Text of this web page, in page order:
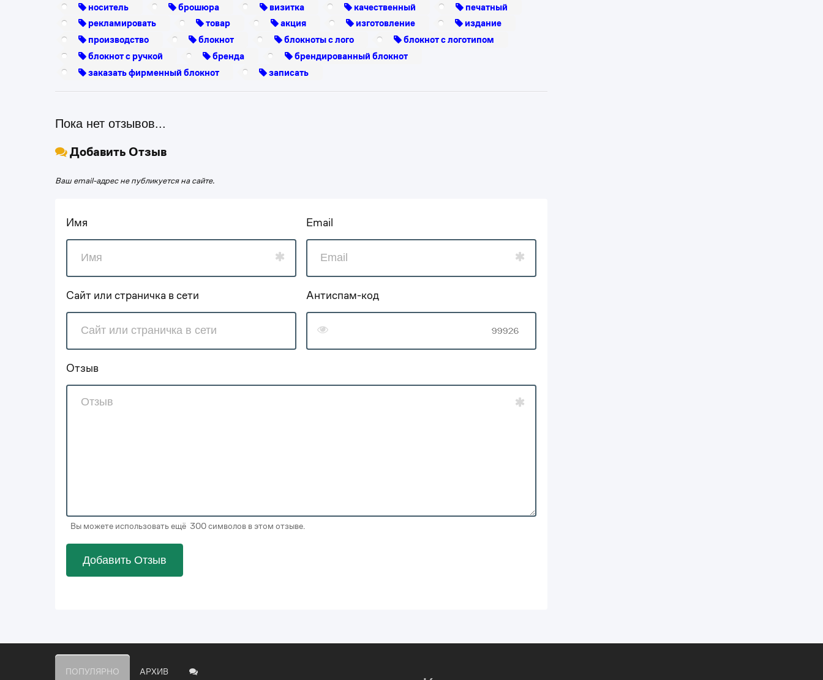
носитель
брошюра визитка качественный
печатный
рекламировать
товар акция изготовление
издание
производство
блокнот блокноты с лого
блокнот с логотипом
блокнот с ручкой
бренда
брендированный блокнот
заказать фирменный блокнот
записать
Пока нет отзывов...
Добавить Отзыв
Ваш email-адрес не публикуется на сайте.
Имя Email
Сайт или страничка в сети Антиспам-код
Отзыв
Вы можете использовать ещё 300 символов в этом отзыве.
Добавить Отзыв
ПОПУЛЯРНО АРХИВ